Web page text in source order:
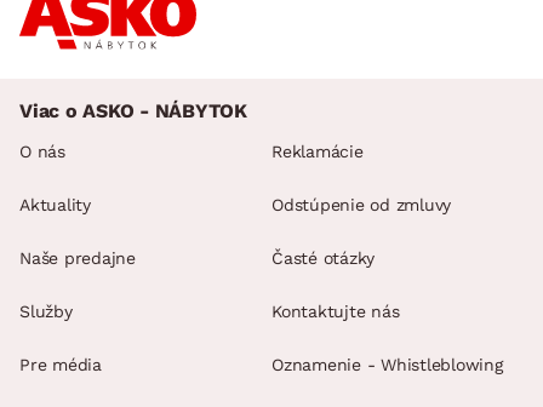
Viac o ASKO - NÁBYTOK
O nás
Aktuality
Naše predajne
Služby
Pre média
Reklamácie
Odstúpenie od zmluvy
Časté otázky
Kontaktujte nás
Oznamenie - Whistleblowing